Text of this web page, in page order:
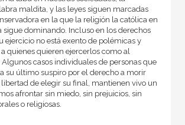
maldita, y las leyes siguen marcadas
en la que la religión la católica en
sigue dominando. Incluso en los derechos
ejercicio no está exento de polémicas y
quienes quieren ejercerlos como al
casos individuales de personas que
su último suspiro por el derecho a morir
de elegir su final, mantienen vivo un
afrontar sin miedo, sin prejuicios, sin
o religiosas.